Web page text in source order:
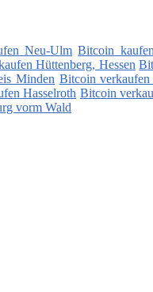
Neu-Ulm Bitcoin
Hüttenberg, Hessen
Minden Bitcoin
Hasselroth Bitcoin
vorm Wald